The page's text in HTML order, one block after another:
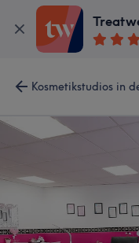
Kosmetikstudios in